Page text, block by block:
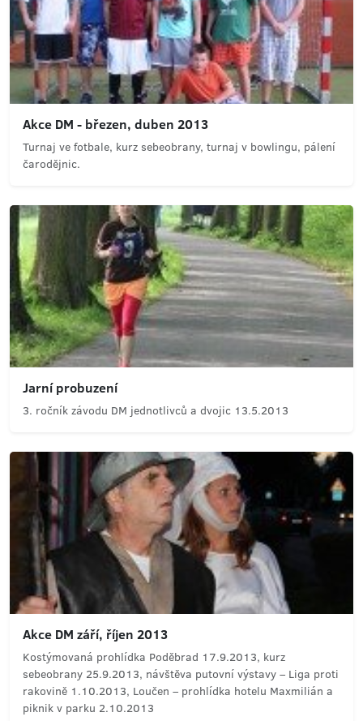
Akce DM - březen, duben 2013
Turnaj ve fotbale, kurz sebeobrany, turnaj v bowlingu, pálení
čarodějnic.
Jarní probuzení
3. ročník závodu DM jednotlivců a dvojic 13.5.2013
Akce DM září, říjen 2013
Kostýmovaná prohlídka Poděbrad 17.9.2013, kurz
sebeobrany 25.9.2013, návštěva putovní výstavy – Liga proti
rakovině 1.10.2013, Loučen – prohlídka hotelu Maxmilián a
piknik v parku 2.10.2013